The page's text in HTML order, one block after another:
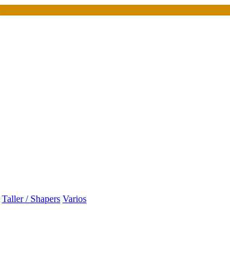
Taller / Shapers Varios